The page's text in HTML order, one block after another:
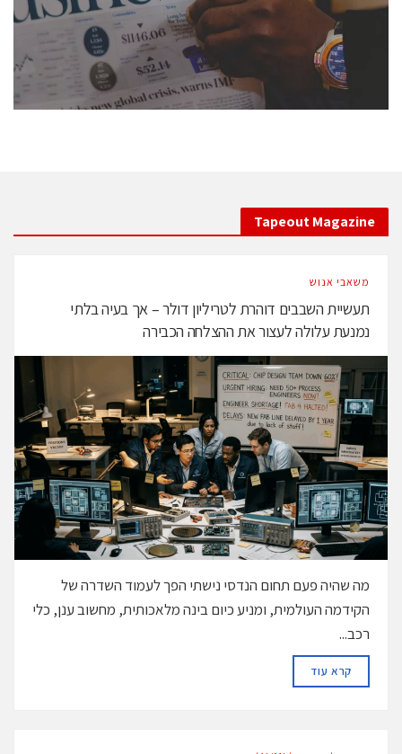
professional experts, and senior executives.
לחץ לפרטים
Tapeout Magazine
משאבי אנוש
תעשיית השבבים דוהרת לטריליון דולר – אך בעיה בלתי
נמנעת עלולה לעצור את ההצלחה הכבירה
מה שהיה פעם תחום הנדסי נישתי הפך לעמוד השדרה של
הקידמה העולמית, ומניע כיום בינה מלאכותית, מחשוב ענן, כלי
רכב...
קרא עודDETAILS